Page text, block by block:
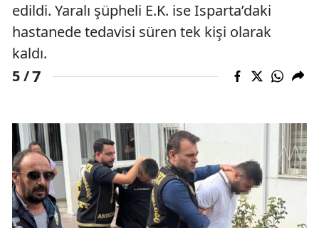
edildi. Yaralı şüpheli E.K. ise Isparta’daki
hastanede tedavisi süren tek kişi olarak
kaldı.
5 /7